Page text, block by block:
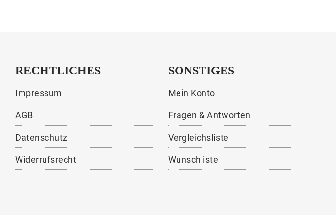
RECHTLICHES
Impressum
AGB
Datenschutz
Widerrufsrecht
SONSTIGES
Mein Konto
Fragen & Antworten
Vergleichsliste
Wunschliste